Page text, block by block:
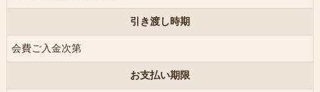
引き渡し時期
会費ご入金次第
お支払い期限